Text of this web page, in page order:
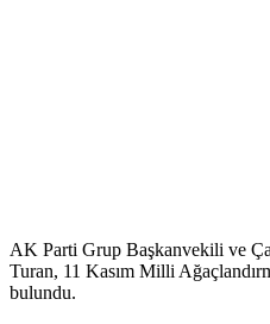
AK Parti Grup Başkanvekili ve
Turan, 11 Kasım Milli
bulundu.